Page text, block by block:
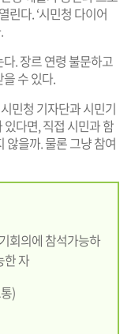
린다. ‘시민청 다이어
. 장르 연령 불문하고
수 있다.
민청 기자단과 시민기
다면, 직접 시민과 함
않을까. 물론 그냥 참여
회의에 참석가능하
한 자
)